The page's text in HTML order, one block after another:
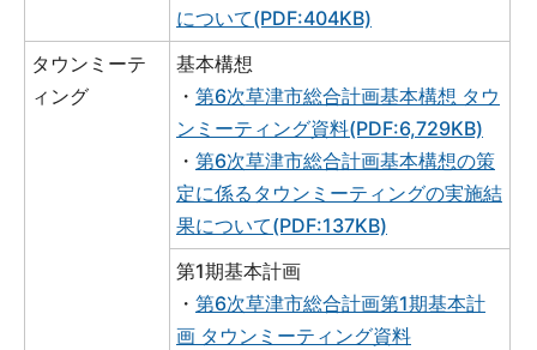
について(PDF:404KB)
タウンミーテ
ィング
基本構想
・ 第6次草津市総合計画基本構想 タウ
ンミーティング資料(PDF:6,729KB)
・ 第6次草津市総合計画基本構想の策
定に係るタウンミーティングの実施結
果について(PDF:137KB)
第1期基本計画
・ 第6次草津市総合計画第1期基本計
画 タウンミーティング資料